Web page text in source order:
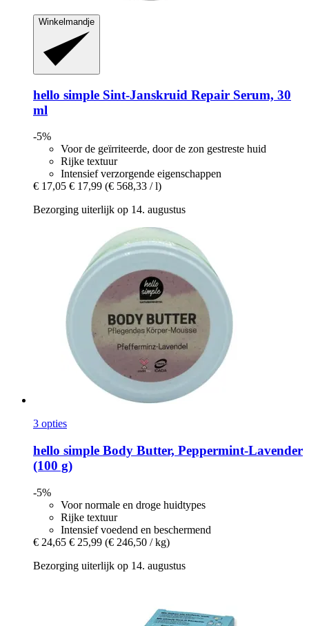
Winkelmandje
hello simple Sint-​Janskruid Repair Serum, 30
ml
-5%
Voor de geïrriteerde, door de zon gestreste huid
Rijke textuur
Intensief verzorgende eigenschappen
€ 17,05 € 17,99 (€ 568,33 / l)
Bezorging uiterlijk op 14. augustus
3 opties
hello simple Body Butter, Peppermint-​Lavender
(100 g)
-5%
Voor normale en droge huidtypes
Rijke textuur
Intensief voedend en beschermend
€ 24,65 € 25,99 (€ 246,50 / kg)
Bezorging uiterlijk op 14. augustus